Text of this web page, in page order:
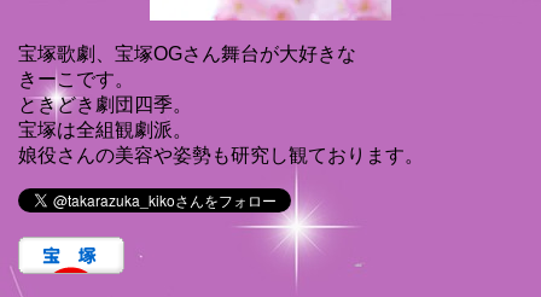
宝塚歌劇、宝塚OGさん舞台が大好きな
きーこです。
ときどき劇団四季。
宝塚は全組観劇派。
娘役さんの美容や姿勢も研究し観ております。